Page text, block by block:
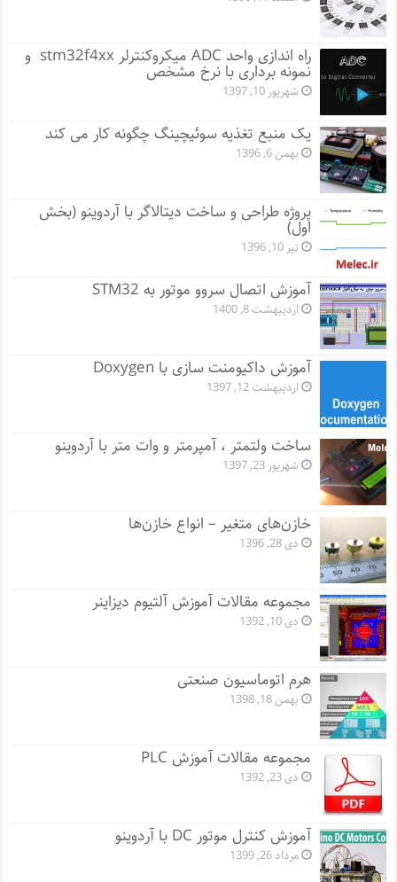
راه اندازی واحد ADC میکروکنترلر stm32f4xx و
نمونه برداری با نرخ مشخص
شهریور 10, 1397
یک منبع تغذیه سوئیچینگ چگونه کار می کند
بهمن 6, 1396
پروژه طراحی و ساخت دیتالاگر با آردوینو (بخش
اول)
تیر 10, 1396
آموزش اتصال سروو موتور به STM32
اردیبهشت 8, 1400
آموزش داکیومنت سازی با Doxygen
اردیبهشت 12, 1397
ساخت ولتمتر ، آمپرمتر و وات متر با آردوینو
شهریور 23, 1397
خازن‌های متغیر – انواع خازن‌ها
دی 28, 1396
مجموعه مقالات آموزش آلتیوم دیزاینر
دی 10, 1392
هرم اتوماسیون صنعتی
بهمن 18, 1398
مجموعه مقالات آموزش PLC
دی 23, 1392
آموزش کنترل موتور DC با آردوینو
مرداد 26, 1399